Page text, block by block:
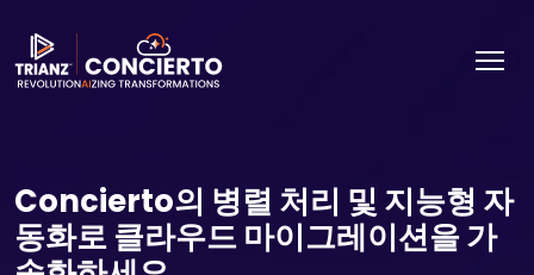
Concierto의 병렬 처리 및 지능형 자
동화로 클라우드 마이그레이션을 가